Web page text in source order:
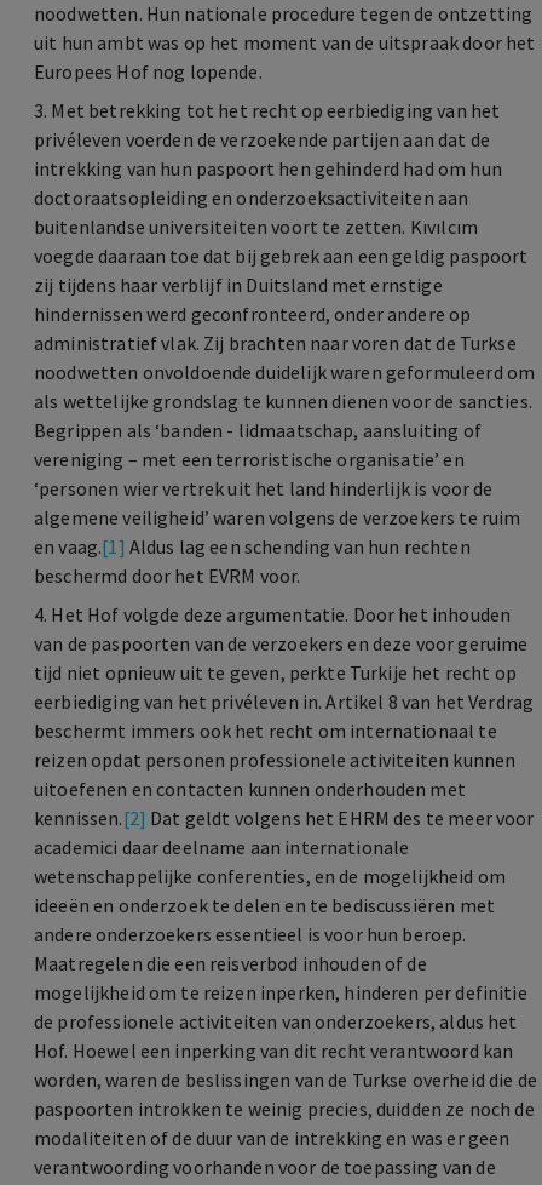
noodwetten. Hun nationale procedure tegen de ontzetting
uit hun ambt was op het moment van de uitspraak door het
Europees Hof nog lopende.
3. Met betrekking tot het recht op eerbiediging van het
privéleven voerden de verzoekende partijen aan dat de
intrekking van hun paspoort hen gehinderd had om hun
doctoraatsopleiding en onderzoeksactiviteiten aan
buitenlandse universiteiten voort te zetten. Kıvılcım
voegde daaraan toe dat bij gebrek aan een geldig paspoort
zij tijdens haar verblijf in Duitsland met ernstige
hindernissen werd geconfronteerd, onder andere op
administratief vlak. Zij brachten naar voren dat de Turkse
noodwetten onvoldoende duidelijk waren geformuleerd om
als wettelijke grondslag te kunnen dienen voor de sancties.
Begrippen als ‘banden - lidmaatschap, aansluiting of
vereniging – met een terroristische organisatie’ en
‘personen wier vertrek uit het land hinderlijk is voor de
algemene veiligheid’ waren volgens de verzoekers te ruim
en vaag.[1] Aldus lag een schending van hun rechten
beschermd door het EVRM voor.
4. Het Hof volgde deze argumentatie. Door het inhouden
van de paspoorten van de verzoekers en deze voor geruime
tijd niet opnieuw uit te geven, perkte Turkije het recht op
eerbiediging van het privéleven in. Artikel 8 van het Verdrag
beschermt immers ook het recht om internationaal te
reizen opdat personen professionele activiteiten kunnen
uitoefenen en contacten kunnen onderhouden met
kennissen.[2] Dat geldt volgens het EHRM des te meer voor
academici daar deelname aan internationale
wetenschappelijke conferenties, en de mogelijkheid om
ideeën en onderzoek te delen en te bediscussiëren met
andere onderzoekers essentieel is voor hun beroep.
Maatregelen die een reisverbod inhouden of de
mogelijkheid om te reizen inperken, hinderen per definitie
de professionele activiteiten van onderzoekers, aldus het
Hof. Hoewel een inperking van dit recht verantwoord kan
worden, waren de beslissingen van de Turkse overheid die de
paspoorten introkken te weinig precies, duidden ze noch de
modaliteiten of de duur van de intrekking en was er geen
verantwoording voorhanden voor de toepassing van de